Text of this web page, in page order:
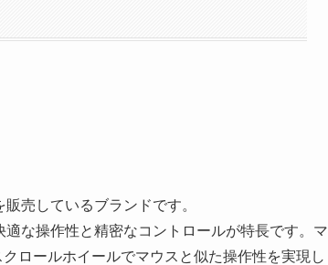
売しているブランドです。
な操作性と精密なコントロールが特長です。マ
ロールホイールでマウスと似た操作性を実現し